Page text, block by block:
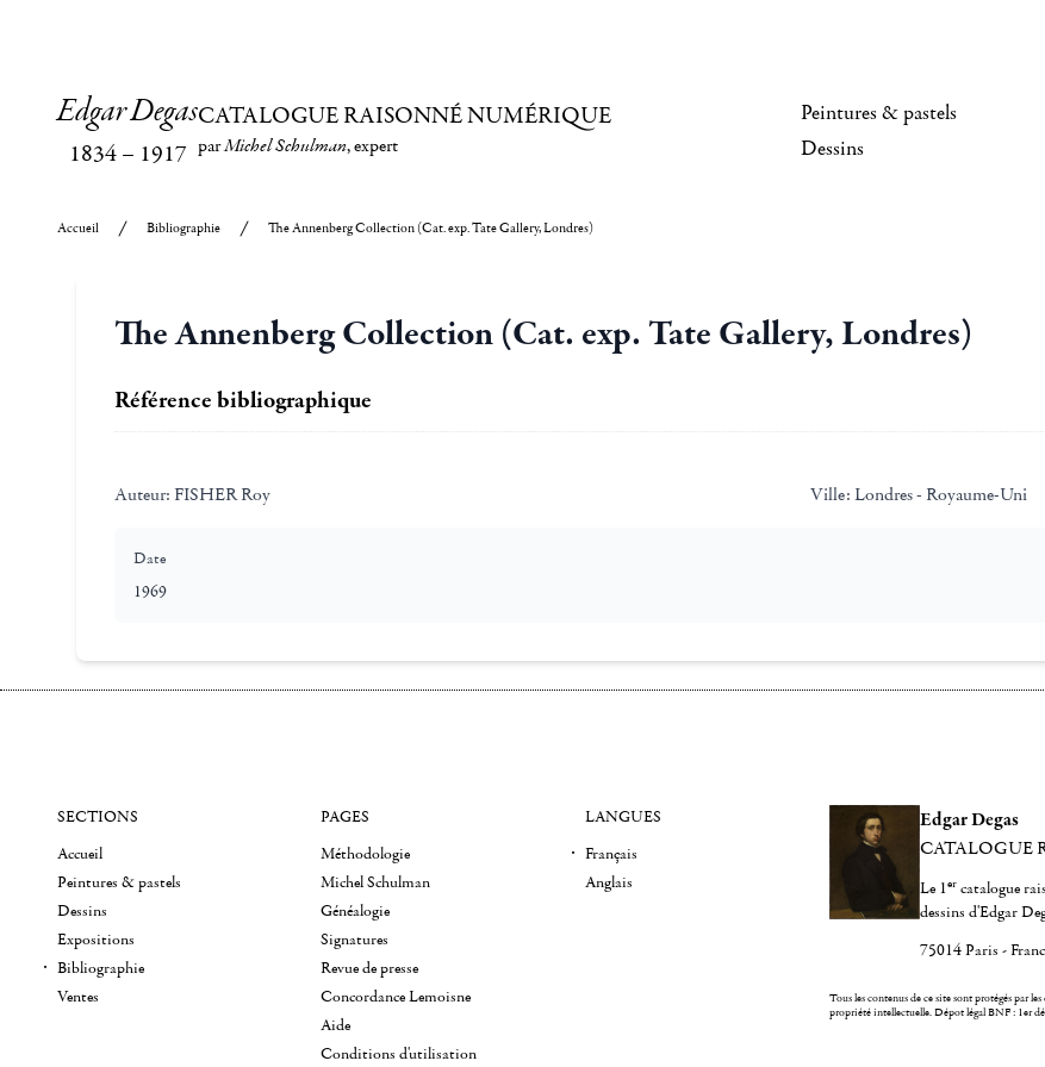
Edgar Degas
1834– 1917
CATALOGUE RAISONNÉ NUMÉRIQUE
parMichel Schulman, expert
Peintures & pastels
Dessins
Accueil Bibliographie The Annenberg Collection (Cat. exp. Tate Gallery, Londres)
The Annenberg Collection (Cat. exp. Tate Gallery, Londres)
Référence bibliographique
Auteur: FISHER Roy Ville: Londres - Royaume-Uni
Date
1969
Edgar Degas
CATALOGUE
Le 1er catalogue
dessins d'Edgar
75014 Paris -
Tous les contenus de ce site sont protégés par
propriété intellectuelle.Dépot légal BNF : 1er
SECTIONS
Accueil
Peintures & pastels
Dessins
Expositions
Bibliographie
Ventes
PAGES
Méthodologie
Michel Schulman
Généalogie
Signatures
Revue de presse
Concordance Lemoisne
Aide
Conditions d'utilisation
LANGUES
Français
Anglais